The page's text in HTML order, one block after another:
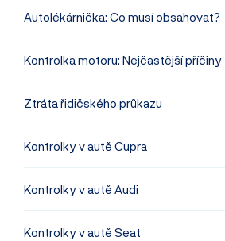
Autolékárnička: Co musí obsahovat?
Kontrolka motoru: Nejčastější příčiny
Ztráta řidičského průkazu
Kontrolky v autě Cupra
Kontrolky v autě Audi
Kontrolky v autě Seat